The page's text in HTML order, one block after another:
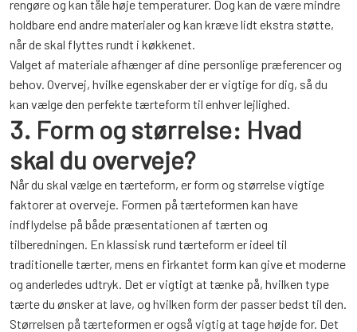
rengøre og kan tåle høje temperaturer. Dog kan de være mindre
holdbare end andre materialer og kan kræve lidt ekstra støtte,
når de skal flyttes rundt i køkkenet.
Valget af materiale afhænger af dine personlige præferencer og
behov. Overvej, hvilke egenskaber der er vigtige for dig, så du
kan vælge den perfekte tærteform til enhver lejlighed.
3. Form og størrelse: Hvad
skal du overveje?
Når du skal vælge en tærteform, er form og størrelse vigtige
faktorer at overveje. Formen på tærteformen kan have
indflydelse på både præsentationen af tærten og
tilberedningen. En klassisk rund tærteform er ideel til
traditionelle tærter, mens en firkantet form kan give et moderne
og anderledes udtryk. Det er vigtigt at tænke på, hvilken type
tærte du ønsker at lave, og hvilken form der passer bedst til den.
Størrelsen på tærteformen er også vigtig at tage højde for. Det